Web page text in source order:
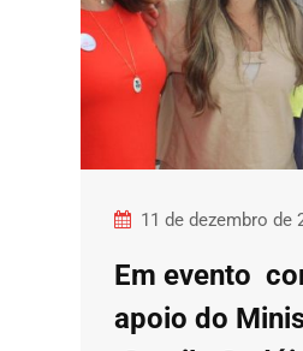
11 de dezembro de
Em evento
apoio do